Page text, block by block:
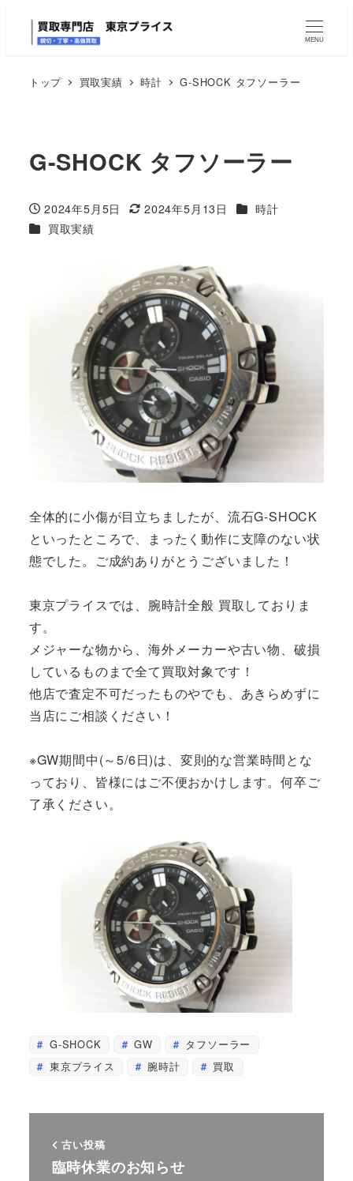
MENU
トップ 買取実績 時計 G-SHOCK タフソーラー
G-SHOCK タフソーラー
投稿日
2024年5月5日
更新日
2024年5月13日 カテゴリー
時計
カテゴリー
買取実績
全体的に小傷が目立ちましたが、流石G-SHOCK
といったところで、まったく動作に支障のない状
態でした。ご成約ありがとうございました！
東京プライスでは、腕時計全般 買取しておりま
す。
メジャーな物から、海外メーカーや古い物、破損
しているものまで全て買取対象です！
他店で査定不可だったものやでも、あきらめずに
当店にご相談ください！
※GW期間中(～5/6日)は、変則的な営業時間とな
っており、皆様にはご不便おかけします。何卒ご
了承ください。
G-SHOCK GW
タフソーラー
東京プライス
腕時計 買取
古い投稿
臨時休業のお知らせ